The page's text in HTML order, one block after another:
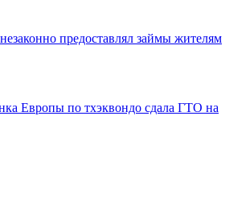
предоставлял займы жителям
Европы по тхэквондо сдала ГТО на